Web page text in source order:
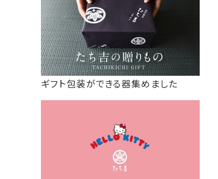
ギフト包装ができる器集めました